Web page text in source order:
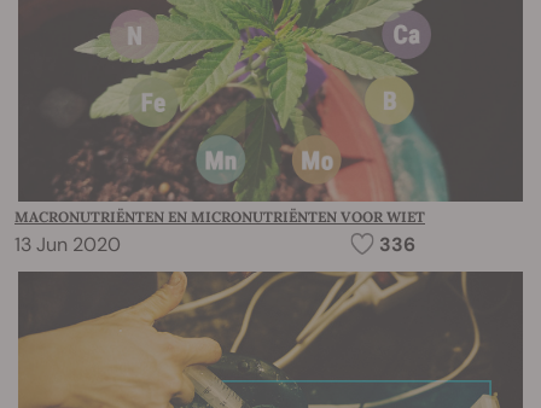
MACRONUTRIËNTEN EN MICRONUTRIËNTEN VOOR WIET
13 Jun 2020 336